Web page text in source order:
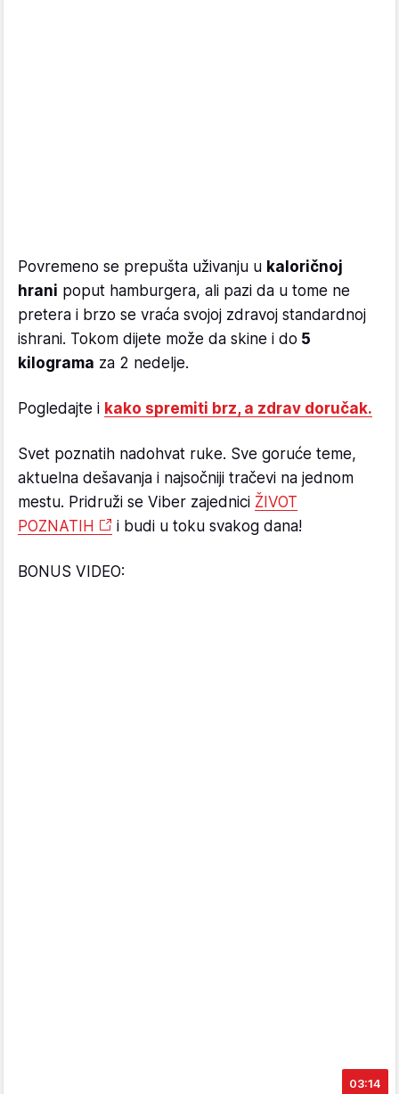
Povremeno se prepušta uživanju u kaloričnoj
hrani poput hamburgera, ali pazi da u tome ne
pretera i brzo se vraća svojoj zdravoj standardnoj
ishrani. Tokom dijete može da skine i do 5
kilograma za 2 nedelje.
Pogledajte i kako spremiti brz, a zdrav doručak.
Svet poznatih nadohvat ruke. Sve goruće teme,
aktuelna dešavanja i najsočniji tračevi na jednom
mestu. Pridruži se Viber zajednici ŽIVOT
POZNATIH
i budi u toku svakog dana!
BONUS VIDEO:
03:14